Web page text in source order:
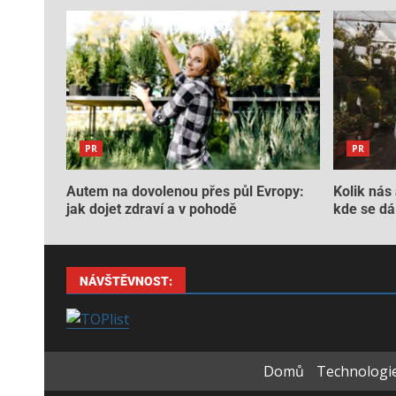
PR
Autem na dovolenou přes půl Evropy:
jak dojet zdraví a v pohodě
PR
Kolik nás
kde se
NÁVŠTĚVNOST:
Domů